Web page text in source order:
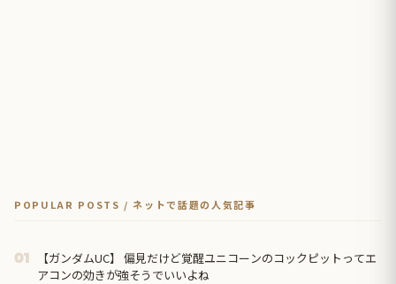
POPULAR POSTS / ネットで話題の人気記事
01
【ガンダムUC】 偏見だけど覚醒ユニコーンのコックピットってエ
アコンの効きが強そうでいいよね